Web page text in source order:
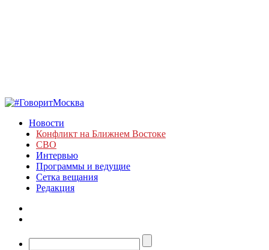
Новости
Конфликт на Ближнем Востоке
СВО
Интервью
Программы и ведущие
Сетка вещания
Редакция